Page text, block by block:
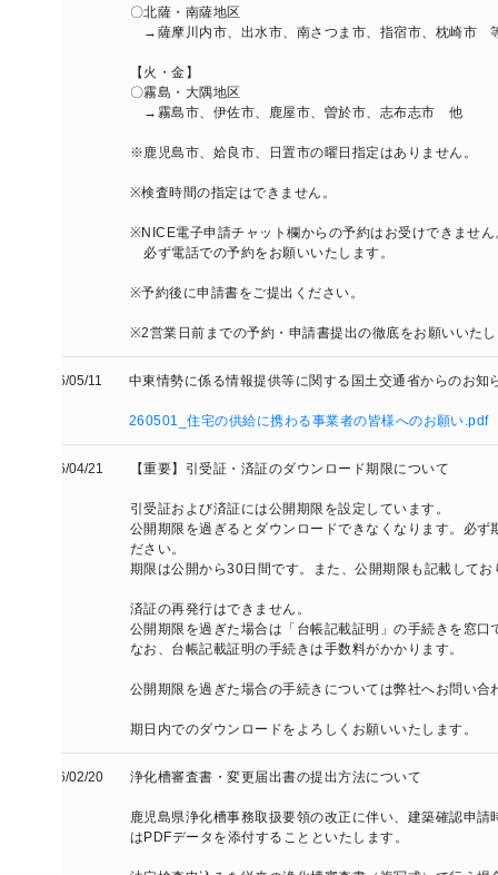
〇北薩・南薩地区
→薩摩川内市、出水市、南さつま市、指宿市、枕崎市　等
〇霧島・大隅地区
→霧島市、伊佐市、鹿屋市、曽於市、志布志市　他
※鹿児島市、姶良市、日置市の曜日指定はありません。
※検査時間の指定はできません。
※NICE電子申請チャット欄からの予約はお受けできません。
必ず電話での予約をお願いいたします。
※予約後に申請書をご提出ください。
※2営業日前までの予約・申請書提出の徹底をお願いいたします。
中東情勢に係る情報提供等に関する国土交通省からのお知らせ
260501_住宅の供給に携わる事業者の皆様へのお願い.pdf
【重要】引受証・済証のダウンロード期限について
引受証および済証には公開期限を設定しています。
公開期限を過ぎるとダウンロードできなくなります。必ず期限内に
期限は公開から30日間です。また、公開期限も記載しております。
済証の再発行はできません。
公開期限を過ぎた場合は「台帳記載証明」の手続きを窓口で行いま
なお、台帳記載証明の手続きは手数料がかかります。
公開期限を過ぎた場合の手続きについては弊社へお問い合わせくだ
期日内でのダウンロードをよろしくお願いいたします。
浄化槽審査書・変更届出書の提出方法について
鹿児島県浄化槽事務取扱要領の改正に伴い、建築確認申請時にご提
はPDFデータを添付することといたします。